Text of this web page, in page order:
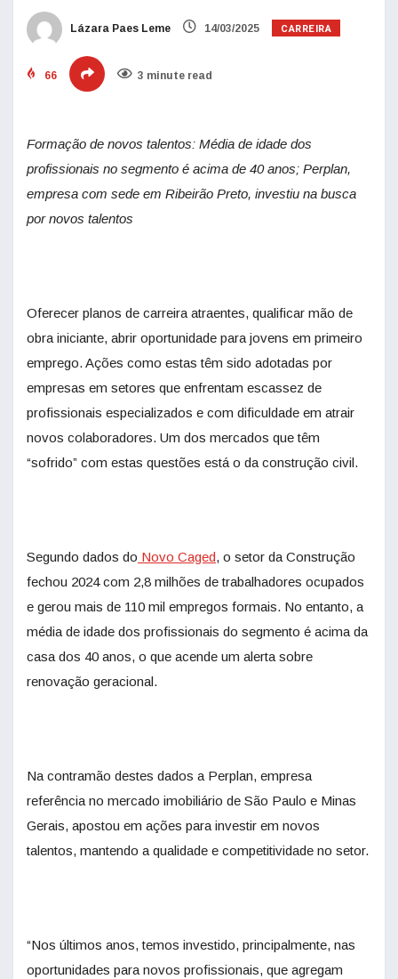
Lázara Paes Leme 14/03/2025 CARREIRA
66 3 minute read
Formação de novos talentos: Média de idade dos
profissionais no segmento é acima de 40 anos; Perplan,
empresa com sede em Ribeirão Preto, investiu na busca
por novos talentos
Oferecer planos de carreira atraentes, qualificar mão de
obra iniciante, abrir oportunidade para jovens em primeiro
emprego. Ações como estas têm sido adotadas por
empresas em setores que enfrentam escassez de
profissionais especializados e com dificuldade em atrair
novos colaboradores. Um dos mercados que têm
“sofrido” com estas questões está o da construção civil.
Segundo dados do Novo Caged, o setor da Construção
fechou 2024 com 2,8 milhões de trabalhadores ocupados
e gerou mais de 110 mil empregos formais. No entanto, a
média de idade dos profissionais do segmento é acima da
casa dos 40 anos, o que acende um alerta sobre
renovação geracional.
Na contramão destes dados a Perplan, empresa
referência no mercado imobiliário de São Paulo e Minas
Gerais, apostou em ações para investir em novos
talentos, mantendo a qualidade e competitividade no setor.
“Nos últimos anos, temos investido, principalmente, nas
oportunidades para novos profissionais, que agregam